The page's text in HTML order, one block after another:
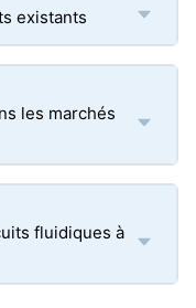
existants
les marchés
fluidiques à